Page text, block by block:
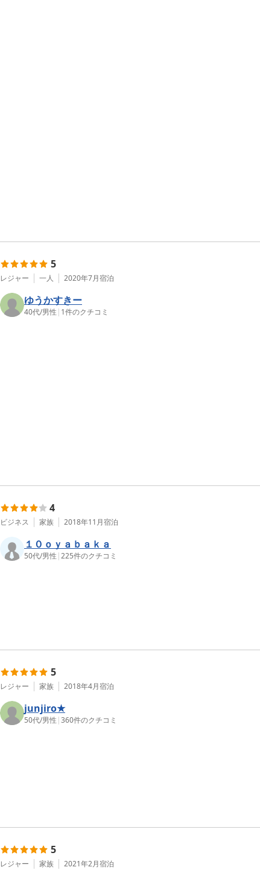
5
レジャー 一人 2020年7月宿泊
ゆうかすきー
40代/男性 | 1件のクチコミ
4
ビジネス 家族 2018年11月宿泊
１０ｏｙａｂａｋａ
50代/男性 |225件のクチコミ
5
レジャー 家族 2018年4月宿泊
junjiro★
50代/男性 |360件のクチコミ
5
レジャー 家族 2021年2月宿泊